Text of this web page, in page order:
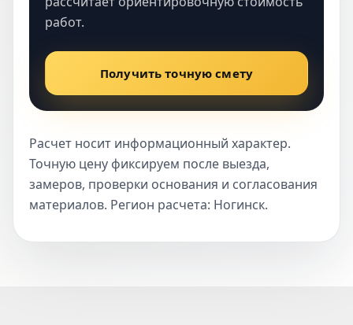
работ.
Получить точную смету
Расчет носит информационный характер.
Точную цену фиксируем после выезда,
замеров, проверки основания и согласования
материалов. Регион расчета: Ногинск.